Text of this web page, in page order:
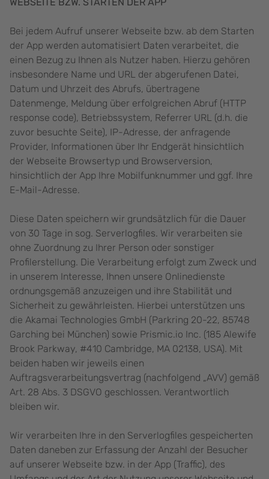
Bei jedem Aufruf unserer Webseite bzw. ab dem Starten
der App werden automatisiert Daten verarbeitet, die
einen Bezug zu Ihnen als Nutzer haben. Hierzu gehören
insbesondere Name und URL der abgerufenen Datei,
Datum und Uhrzeit des Abrufs, übertragene
Datenmenge, Meldung über erfolgreichen Abruf (HTTP
response code), Betriebssystem, Referrer URL (d.h. die
zuvor besuchte Seite), IP-Adresse, der anfragende
Provider, Informationen über Ihr Endgerät hinsichtlich
der Webseite Browsertyp und Browserversion,
hinsichtlich der App Ihre Mobilfunknummer und ggf. Ihre
E-Mail-Adresse.
Diese Daten speichern wir grundsätzlich für die Dauer
von 30 Tage in sog. Serverlogfiles. Wir verarbeiten sie
ohne Zuordnung zu Ihrer Person oder sonstiger
Profilerstellung. Die Verarbeitung erfolgt zum Zweck und
in unserem Interesse, Ihnen unsere Onlinedienste
ordnungsgemäß anzuzeigen und ihre Stabilität und
Sicherheit zu gewährleisten. Hierbei unterstützen uns
die Akamai Technologies GmbH (Parkring 20-22, 85748
Garching bei München) sowie Prismic.io Inc. (185 Alewife
Brook Parkway, #410 Cambridge, MA 02138, USA). Mit
beiden haben wir jeweils einen
Auftragsverarbeitungsvertrag (nachfolgend „AVV) gemäß
Art. 28 Abs. 3 DSGVO geschlossen. Verantwortlich
bleiben wir.
Wir verarbeiten Ihre in den Serverlogfiles gespeicherten
Daten daneben zur Erfassung der Anzahl der Besucher
auf unserer Webseite bzw. in der App (Traffic), des